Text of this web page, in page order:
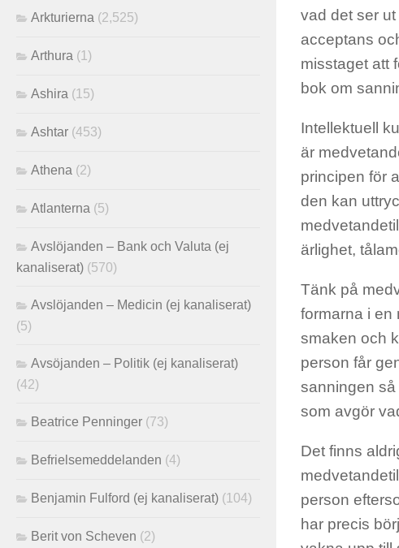
vad det ser
acceptans
misstaget att
bok om
Intellektuell
är
principen för
den kan
ärlighet,
Tänk på
formarna i en
smaken och
person får
sanningen
som avgör
Det finns
person
har precis
Arkturierna (2,525)
Arthura (1)
Ashira (15)
Ashtar (453)
Athena (2)
Atlanterna (5)
Avslöjanden – Bank och Valuta (ej
kanaliserat) (570)
Avslöjanden – Medicin (ej kanaliserat)
(5)
Avsöjanden – Politik (ej kanaliserat)
(42)
Beatrice Penninger (73)
Befrielsemeddelanden (4)
Benjamin Fulford (ej kanaliserat) (104)
Berit von Scheven (2)